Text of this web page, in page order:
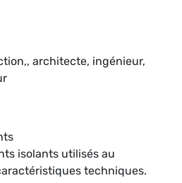
architecte, ingénieur,
isolants utilisés au
techniques.